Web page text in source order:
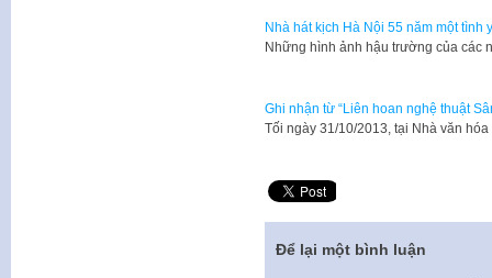
Nhà hát kịch Hà Nội 55 năm một tình
Những hình ảnh hậu trường của các
Ghi nhận từ “Liên hoan nghệ thuật
​Tối ngày 31/10/2013, tại Nhà văn
Để lại một bình luận